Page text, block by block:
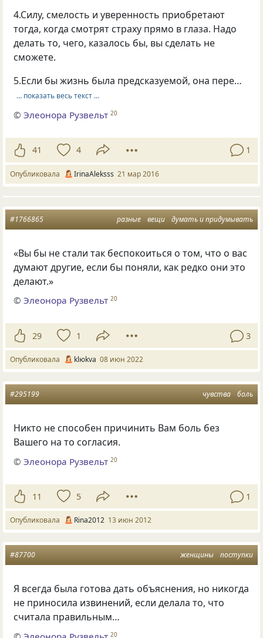
4.Силу, смелость и уверенность приобретают
тогда, когда смотрят страху прямо в глаза. Надо
делать то, чего, казалось бы, вы сделать не
сможете.
5.Если бы жизнь была предсказуемой, она пере…
… показать весь текст …
©Элеонора Рузвельт 20
41 4 1
Опубликовала IrinaAleksss 21 мар 2016
разные вещи думать и придумывать
#1766865
«Вы бы не стали так беспокоиться о том, что о вас
думают другие, если бы поняли, как редко они это
делают.»
©Элеонора Рузвельт 20
29 1 3
Опубликовала klюkva 08 июн 2022
чувства боль
#295199
Никто не способен причинить Вам боль без
Вашего на то согласия.
©Элеонора Рузвельт 20
11 5 1
Опубликовала Rina2012 13 июн 2012
женщины поступки
#87700
Я всегда была готова дать объяснения, но никогда
не приносила извинений, если делала то, что
считала правильным…
20